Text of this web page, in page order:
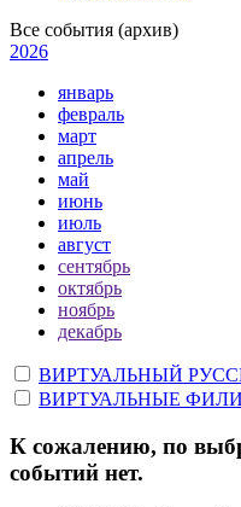
Все события (архив)
2026
январь
февраль
март
апрель
май
июнь
июль
август
сентябрь
октябрь
ноябрь
декабрь
ВИРТУАЛЬНЫЙ
ВИРТУАЛЬНЫЕ
К сожалению, по
событий нет.